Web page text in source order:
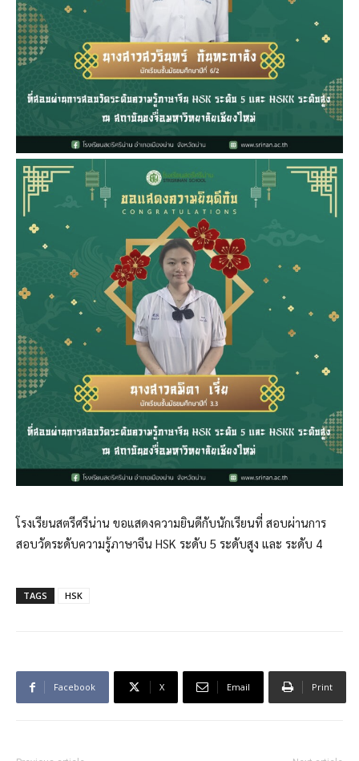
โรงเรียนสตรีศรีน่าน ขอแสดงความยินดีกับนักเรียนที่ สอบผ่านการ
สอบวัดระดับความรู้ภาษาจีน HSK ระดับ 5 ระดับสูง และ ระดับ 4
TAGS HSK
Facebook X Email Print